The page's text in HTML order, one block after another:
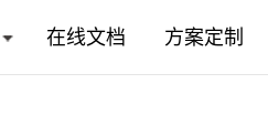
在线文档 方案定制